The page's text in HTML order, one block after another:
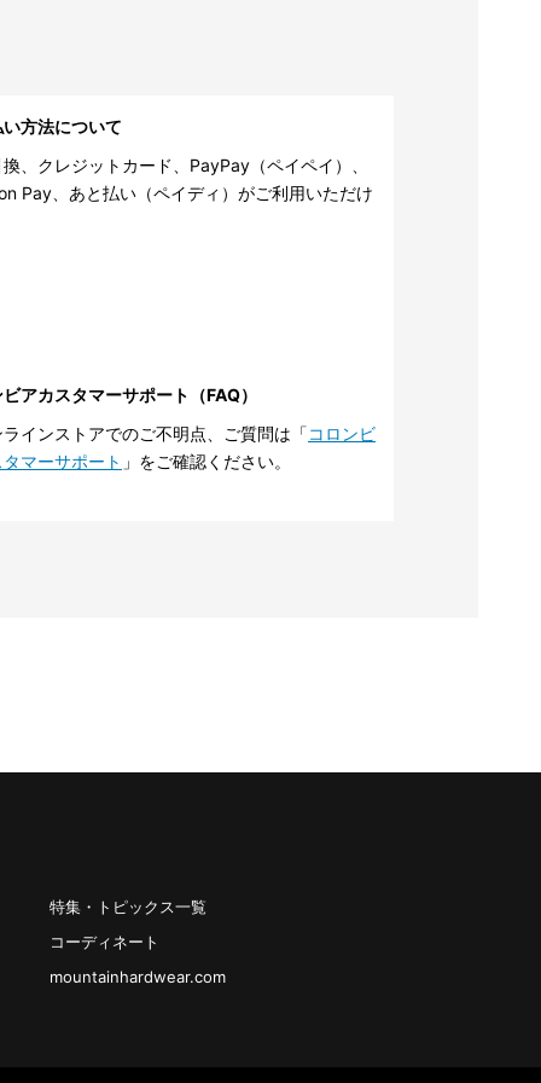
方法について
、クレジットカード、PayPay（ペイペイ）、
Pay、あと払い（ペイディ）がご利用いただけ
アカスタマーサポート（FAQ）
ラインストアでのご不明点、ご質問は「コロンビ
マーサポート 」をご確認ください。
特集・トピックス一覧
コーディネート
mountainhardwear.com